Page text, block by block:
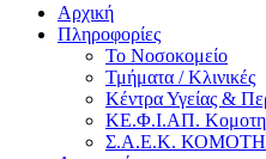
Αρχική
Πληροφορίες
Το Νοσοκομείο
Τμήματα / Κλινικές
Κέντρα Υγείας &
ΚΕ.Φ.Ι.ΑΠ.
Σ.Α.Ε.Κ.